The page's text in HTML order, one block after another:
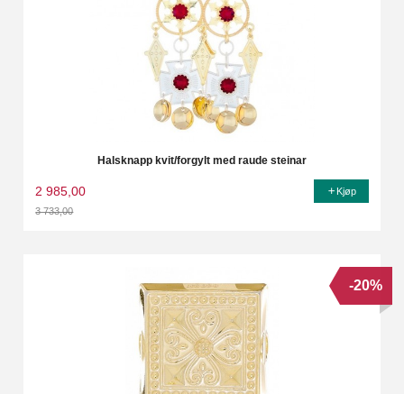
Halsknapp kvit/forgylt med raude steinar
2 985,00
3 733,00
Kjøp
-20%